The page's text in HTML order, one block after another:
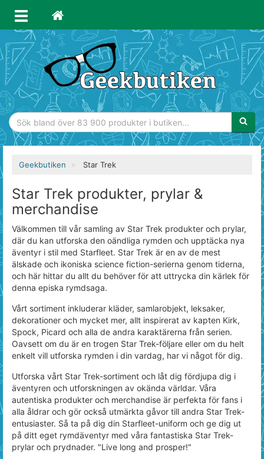
Geekbutiken Star Trek
Star Trek produkter, prylar &
merchandise
Välkommen till vår samling av Star Trek produkter och prylar,
där du kan utforska den oändliga rymden och upptäcka nya
äventyr i stil med Starfleet. Star Trek är en av de mest
älskade och ikoniska science fiction-serierna genom tiderna,
och här hittar du allt du behöver för att uttrycka din kärlek för
denna episka rymdsaga.
Vårt sortiment inkluderar kläder, samlarobjekt, leksaker,
dekorationer och mycket mer, allt inspirerat av kapten Kirk,
Spock, Picard och alla de andra karaktärerna från serien.
Oavsett om du är en trogen Star Trek-följare eller om du helt
enkelt vill utforska rymden i din vardag, har vi något för dig.
Utforska vårt Star Trek-sortiment och låt dig fördjupa dig i
äventyren och utforskningen av okända världar. Våra
autentiska produkter och merchandise är perfekta för fans i
alla åldrar och gör också utmärkta gåvor till andra Star Trek-
entusiaster. Så ta på dig din Starfleet-uniform och ge dig ut
på ditt eget rymdäventyr med våra fantastiska Star Trek-
prylar och prydnader. "Live long and prosper!"